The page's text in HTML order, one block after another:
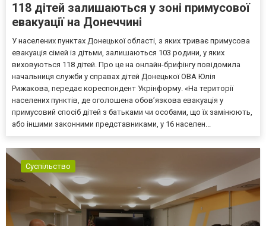
118 дітей залишаються у зоні примусової
евакуації на Донеччині
У населених пунктах Донецької області, з яких триває примусова
евакуація сімей із дітьми, залишаються 103 родини, у яких
виховуються 118 дітей. Про це на онлайн-брифінгу повідомила
начальниця служби у справах дітей Донецької ОВА Юлія
Рижакова, передає кореспондент Укрінформу. «На території
населених пунктів, де оголошена обов’язкова евакуація у
примусовий спосіб дітей з батьками чи особами, що їх замінюють,
або іншими законними представниками, у 16 населен...
Суспільство